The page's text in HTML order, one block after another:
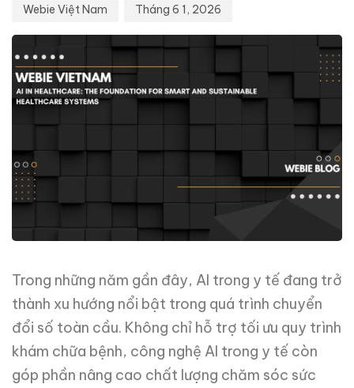
Webie Việt Nam Tháng 6 1, 2026
Trong những năm gần đây, AI trong y tế đang trở
thành xu hướng nổi bật trong quá trình chuyển
đổi số toàn cầu. Không chỉ hỗ trợ tối ưu quy trình
khám chữa bệnh, công nghệ AI trong y tế còn
góp phần nâng cao chất lượng chăm sóc sức